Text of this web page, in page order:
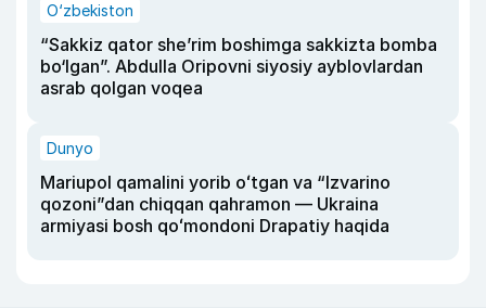
O‘zbekiston
“Sakkiz qator she’rim boshimga sakkizta bomba
bo‘lgan”. Abdulla Oripovni siyosiy ayblovlardan
asrab qolgan voqea
Dunyo
Mariupol qamalini yorib oʻtgan va “Izvarino
qozoni”dan chiqqan qahramon — Ukraina
armiyasi bosh qoʻmondoni Drapatiy haqida